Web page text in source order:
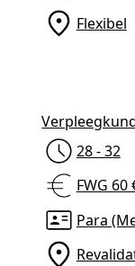
Flexibel
28 - 32
FWG 60
Para